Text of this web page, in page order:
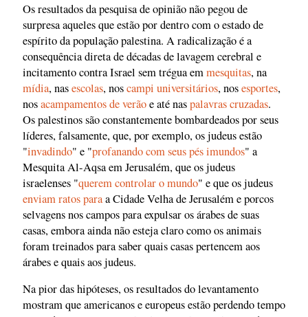
Os resultados da pesquisa de opinião não pegou de
surpresa aqueles que estão por dentro com o estado de
espírito da população palestina. A radicalização é a
consequência direta de décadas de lavagem cerebral e
incitamento contra Israel sem trégua emmesquitas, na
mídia, nasescolas, noscampi universitários, nosesportes,
nosacampamentos de verãoe até naspalavras cruzadas.
Os palestinos são constantemente bombardeados por seus
líderes, falsamente, que, por exemplo, os judeus estão
"invadindo" e "profanando com seus pés imundos" a
Mesquita Al-Aqsa em Jerusalém, que os judeus
israelenses "querem controlar o mundo" e que os judeus
enviam ratos paraa Cidade Velha de Jerusalém e porcos
selvagens nos campos para expulsar os árabes de suas
casas, embora ainda não esteja claro como os animais
foram treinados para saber quais casas pertencem aos
árabes e quais aos judeus.
Na pior das hipóteses, os resultados do levantamento
mostram que americanos e europeus estão perdendo tempo